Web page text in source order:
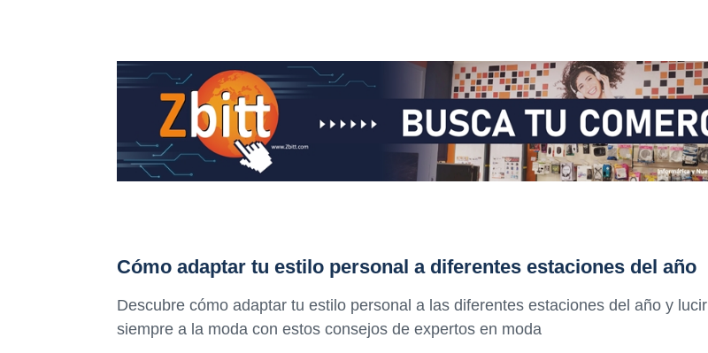
Cómo adaptar tu estilo personal a diferentes estaciones del año
Descubre cómo adaptar tu estilo personal a las diferentes estaciones del año y lucir
siempre a la moda con estos consejos de expertos en moda